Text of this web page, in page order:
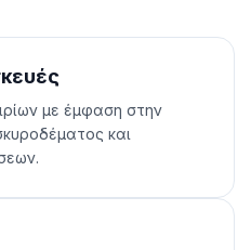
με έμφαση στην
και